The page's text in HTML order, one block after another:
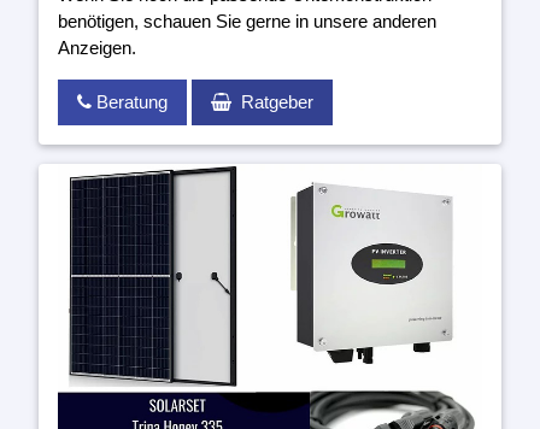
benötigen, schauen Sie gerne in unsere anderen
Anzeigen.
Beratung Ratgeber